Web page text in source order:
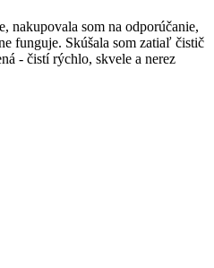
nakupovala som na odporúčanie,
funguje. Skúšala som zatiaľ čistič
- čistí rýchlo, skvele a nerez